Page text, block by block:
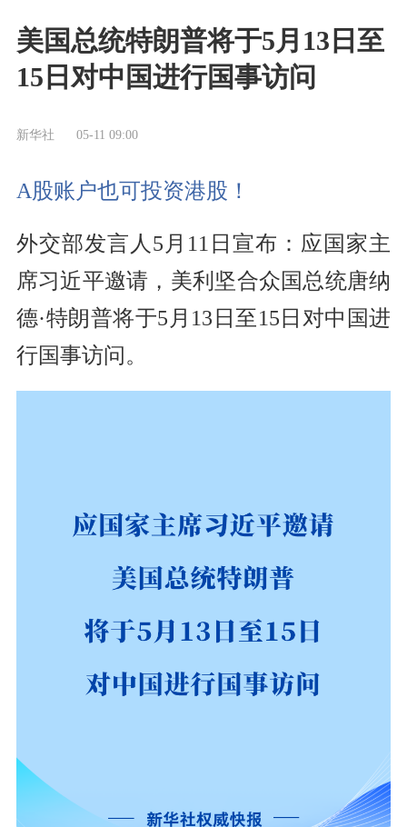
美国总统特朗普将于5月13日至
15日对中国进行国事访问
新华社 05-11 09:00
A股账户也可投资港股！
外交部发言人5月11日宣布：应国家主
席习近平邀请，美利坚合众国总统唐纳
德·特朗普将于5月13日至15日对中国进
行国事访问。